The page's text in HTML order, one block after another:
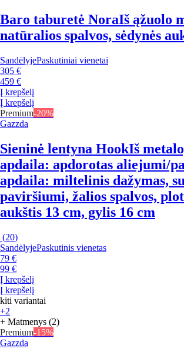
Baro taburetė NoraIš ąžuolo
natūralios spalvos, sėdynės
SandėlyjePaskutiniai vienetai
305 €
459 €
Į krepšelį
Į krepšelį
Premium-20%
Gazzda
Sieninė lentyna HookIš
apdaila: apdorotas aliejumi/
apdaila: miltelinis dažymas,
paviršiumi, žalios spalvos,
aukštis 13 cm, gylis 16 cm
(20)
SandėlyjePaskutinis vienetas
79 €
99 €
Į krepšelį
Į krepšelį
kiti variantai
+2
+ Matmenys (2)
Premium-15%
Gazzda